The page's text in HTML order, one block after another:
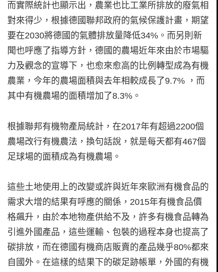
而實際統計也顯示出，農業也比工業所排放的廢氣相
對來得少，根據德國聯邦政府的氣候保護計畫，期望
要在2030將德國的氣體排放量降低34%。而另則新
聞也呼應了指導方針，德國的農場近年來由於市場驅
力及觀念的宣導下，也愈來愈高的比例轉型成為有機
農業，今年的農場面積與去年相較成長了9.7% ，而
其中有機農場的面積增加了8.3%。
根據聯邦有機物產局統計，在2017年有超過2200個
農場改行有機農法，換句話說，就是每天都有467個
足球場的面積成為有機農場。
這些土地使用上的改變或許與近年來歐洲有機食品的
需求大增的結果有呼應的關係，2015年有機食品價
格飆升，由於本地物產供給不及，許多有機食品轉為
引進外國產品，這些運輸、包裝的過程本身也提高了
碳排放，而在德國有機商店販賣的產品幾乎80%都來
自國外。在這樣的結果下的碳足跡帳單，外國的有機